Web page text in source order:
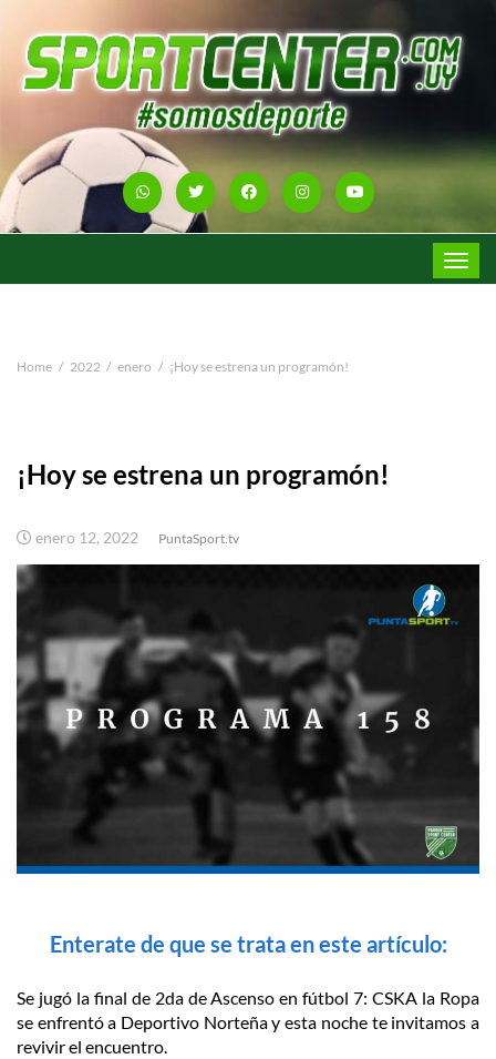
Toggle
Home 2022 enero ¡Hoy se estrena un programón!
¡Hoy se estrena un programón!
enero 12, 2022 PuntaSport.tv
Enterate de que se trata en este artículo:
Se jugó la final de 2da de Ascenso en fútbol 7: CSKA la Ropa
se enfrentó a Deportivo Norteña y esta noche te invitamos a
revivir el encuentro.